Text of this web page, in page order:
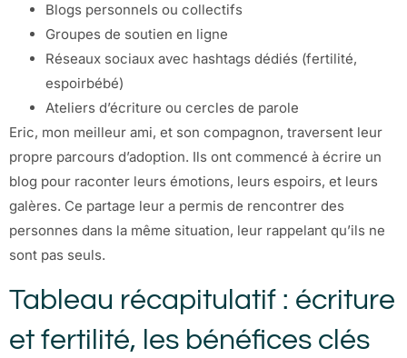
Blogs personnels ou collectifs
Groupes de soutien en ligne
Réseaux sociaux avec hashtags dédiés (fertilité,
espoirbébé)
Ateliers d’écriture ou cercles de parole
Eric, mon meilleur ami, et son compagnon, traversent leur
propre parcours d’adoption. Ils ont commencé à écrire un
blog pour raconter leurs émotions, leurs espoirs, et leurs
galères. Ce partage leur a permis de rencontrer des
personnes dans la même situation, leur rappelant qu’ils ne
sont pas seuls.
Tableau récapitulatif : écriture
et fertilité, les bénéfices clés